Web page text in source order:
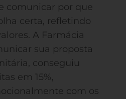
comunicar por que
certa, refletindo
A Farmácia
sua proposta
conseguiu
em 15%,
com os